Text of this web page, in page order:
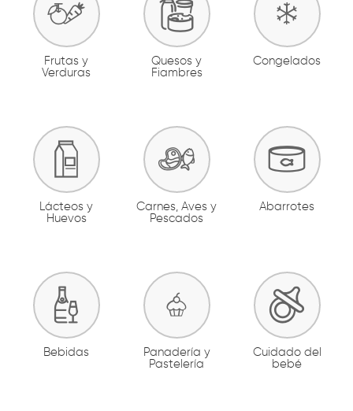
Frutas y
Verduras
Quesos y
Fiambres
Congelados
Lácteos y
Huevos
Carnes, Aves y
Pescados
Abarrotes
Bebidas
Panadería y
Pastelería
Cuidado del
bebé